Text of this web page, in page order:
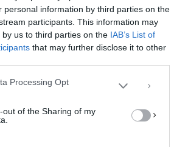
personal information by third parties on the
participants. This information may
us to third parties on the IAB’s List of
that may further disclose it to other
Processing Opt
out of the Sharing of my
εμπειρία, χρησιμοποιούμε τεχνολογίες όπως
ή/και την πρόσβαση σε πληροφορίες συσκευών.
εν λόγω τεχνολογίες θα μας επιτρέψει να
προσωπικού χαρακτήρα, όπως συμπεριφορά
αναγνωριστικά σε αυτόν τον ιστότοπο. Η μη
της συγκατάθεσης, μπορεί να επηρεάσει
και δυνατότητες.